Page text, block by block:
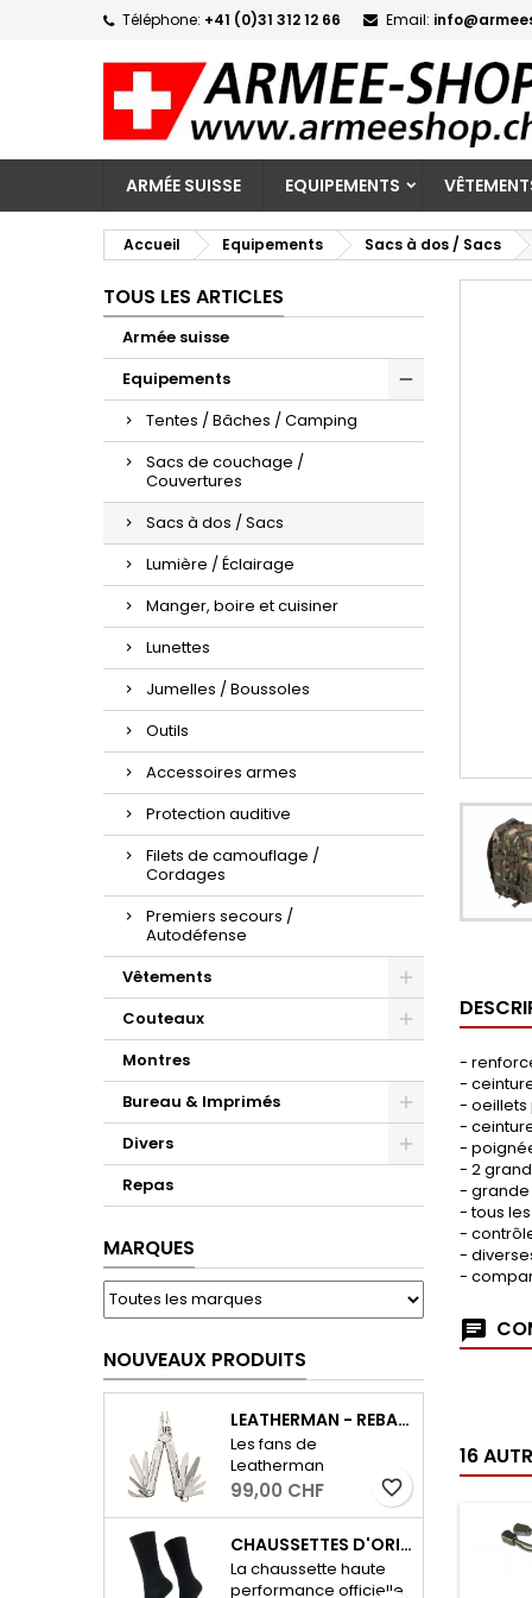
Téléphone: +41 (0)31 312 12 66 Email:
ARMÉE SUISSE EQUIPEMENTS
Accueil Equipements Sacs à dos / Sacs
TOUS LES ARTICLES
Armée suisse
Equipements
Tentes / Bâches / Camping
Sacs de couchage /
Couvertures
Sacs à dos / Sacs
Lumière / Éclairage
Manger, boire et cuisiner
Lunettes
Jumelles / Boussoles
Outils
Accessoires armes
Protection auditive
Filets de camouflage /
Cordages
Premiers secours /
Autodéfense
Vêtements
Couteaux
Montres
Bureau & Imprimés
Divers
Repas
MARQUES
NOUVEAUX PRODUITS
LEATHERMAN - REBAR - ARGENT
Les fans de
Leatherman
reconnaîtront
immédiatement, dans
forme compacte
emblématique et le
99,00 CHF favorite_border
CHAUSSETTES D'ORIGINE DE L'ARMÉE SUISSE 19 - ÉDITION D'HIVER
La chaussette haute
performance officielle
-
-
- oeillets
-
-
- 2
- grande
- tous
-
-
-
16
add_circle_outline